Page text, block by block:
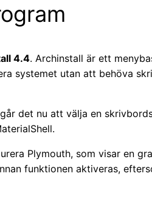
4.4. Archinstall är ett
systemet utan att behöva
det nu att välja en
Plymouth, som visar en
funktionen aktiveras,